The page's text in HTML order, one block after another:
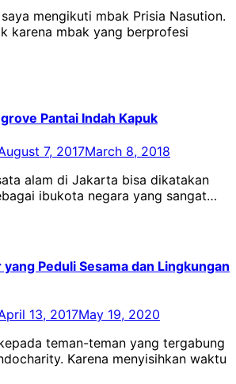
mengikuti mbak Prisia Nasution.
karena mbak yang berprofesi
Pantai Indah Kapuk
7, 2017March 8, 2018
alam di Jakarta bisa dikatakan
ibukota negara yang sangat…
Peduli Sesama dan Lingkungan
13, 2017May 19, 2020
teman-teman yang tergabung
Karena menyisihkan waktu